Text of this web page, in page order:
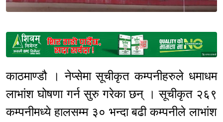
Sponsored
काठमाण्डौ । नेप्सेमा सूचीकृत कम्पनीहरुले धमाधम
लाभांश घोषणा गर्न सुरु गरेका छन् । सूचीकृत २६९
कम्पनीमध्ये हालसम्म ३० भन्दा बढी कम्पनीले लाभांश